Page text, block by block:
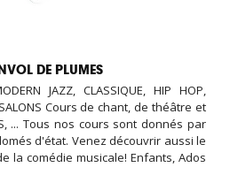
DE PLUMES
JAZZ, CLASSIQUE, HIP HOP,
SALONS Cours de chant, de théâtre et
... Tous nos cours sont donnés par
d'état. Venez découvrir aussi le
la comédie musicale! Enfants, Ados